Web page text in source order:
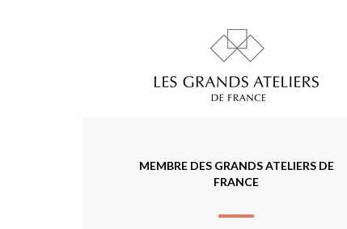
MEMBRE DES GRANDS ATELIERS DE
FRANCE